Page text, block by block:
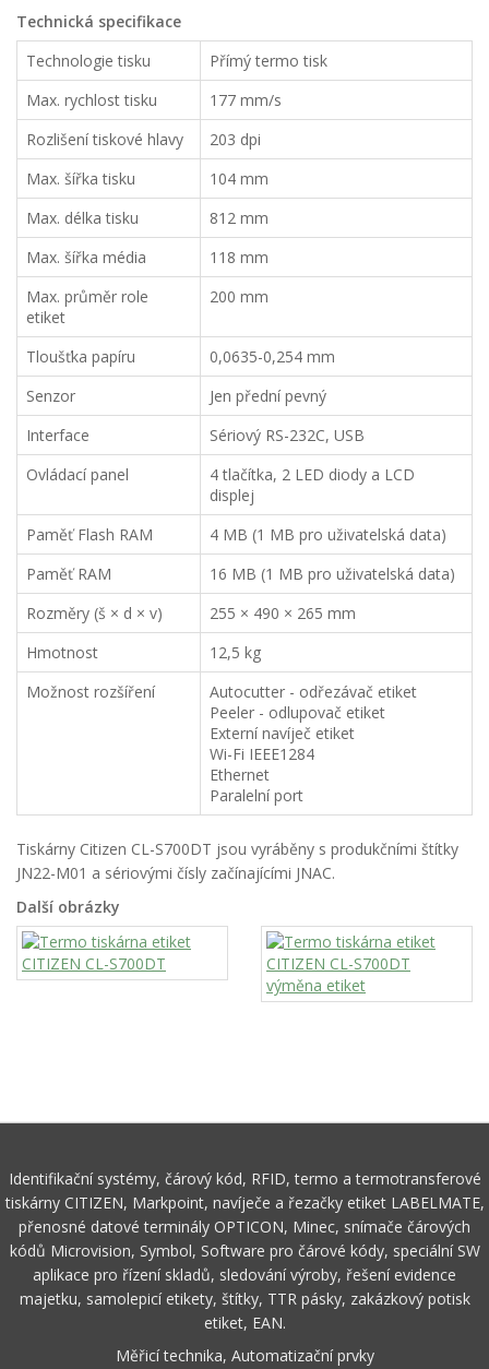
Technická specifikace
Technologie tisku
Přímý termo tisk
Max. rychlost tisku
177 mm/s
Rozlišení tiskové hlavy
203 dpi
Max. šířka tisku
104 mm
Max. délka tisku
812 mm
Max. šířka média
118 mm
Max. průměr role
etiket
200 mm
Tloušťka papíru
0,0635-0,254 mm
Senzor
Jen přední pevný
Interface
Sériový RS-232C, USB
Ovládací panel
4 tlačítka, 2 LED diody a LCD
displej
Paměť Flash RAM
4 MB (1 MB pro uživatelská data)
Paměť RAM
16 MB (1 MB pro uživatelská data)
Rozměry (š × d × v)
255 × 490 × 265 mm
Hmotnost
12,5 kg
Možnost rozšíření
Autocutter - odřezávač etiket
Peeler - odlupovač etiket
Externí navíječ etiket
Wi-Fi IEEE1284
Ethernet
Paralelní port
Tiskárny Citizen CL-S700DT jsou vyráběny s produkčními štítky
JN22-M01 a sériovými čísly začínajícími JNAC.
Další obrázky
Identifikační systémy, čárový kód, RFID, termo a termotransferové
tiskárny CITIZEN, Markpoint, navíječe a řezačky etiket LABELMATE,
přenosné datové terminály OPTICON, Minec, snímače čárových
kódů Microvision, Symbol, Software pro čárové kódy, speciální SW
aplikace pro řízení skladů, sledování výroby, řešení evidence
majetku, samolepicí etikety, štítky, TTR pásky, zakázkový potisk
etiket, EAN.
Měřicí technika, Automatizační prvky